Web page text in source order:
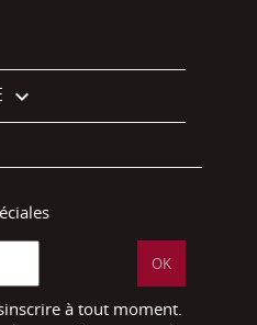

à tout moment.